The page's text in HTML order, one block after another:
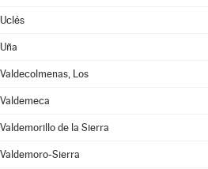
Uclés
Uña
Valdecolmenas, Los
Valdemeca
Valdemorillo de la Sierra
Valdemoro-Sierra